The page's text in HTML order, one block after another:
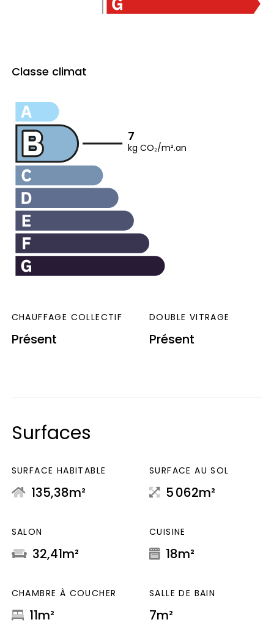
Classe climat
7
kg CO₂/m².an
CHAUFFAGE COLLECTIF
Présent
DOUBLE VITRAGE
Présent
Surfaces
SURFACE HABITABLE
135,38m²
SURFACE AU SOL
5 062m²
SALON
32,41m²
CUISINE
18m²
CHAMBRE À COUCHER
11m²
SALLE DE BAIN
7m²